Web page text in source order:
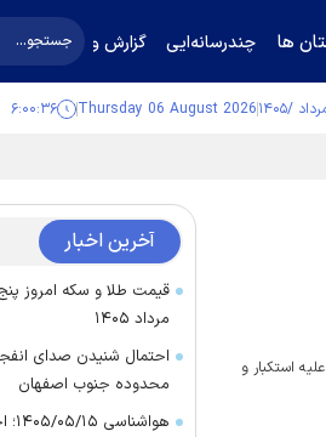
ها چندرسانه‌ایی گزارش و گفت‌وگو
Thursday 06 August 2026 ۶:۰۰:۳۶
استکبار و
آخرین اخبار
مرداد ۱۴۰۵
احتمال شنیدن صدای
محدوده جنوب اصفهان